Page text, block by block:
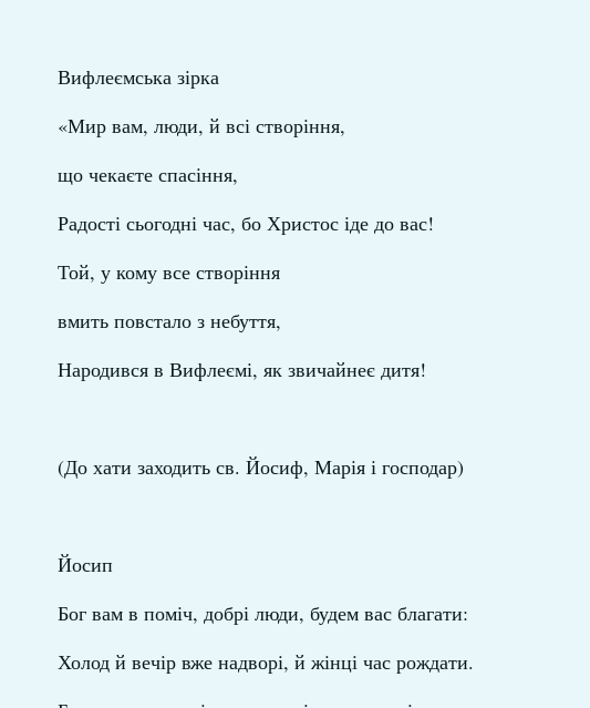
Вифлеємська зірка
«Мир вам, люди, й всі створіння,
що чекаєте спасіння,
Радості сьогодні час, бо Христос іде до вас!
Той, у кому все створіння
вмить повстало з небуття,
Народився в Вифлеємі, як звичайнеє дитя!
(До хати заходить св. Йосиф, Марія і господар)
Йосип
Бог вам в поміч, добрі люди, будем вас благати:
Холод й вечір вже надворі, й жінці час рождати.